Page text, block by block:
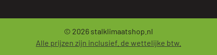
© 2026 stalklimaatshop.nl
Alle prijzen zijn inclusief. de wettelijke btw.